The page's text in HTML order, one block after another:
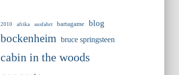
2010 afrika ausfahrt bartagame blog
bockenheim bruce springsteen
cabin in the woods